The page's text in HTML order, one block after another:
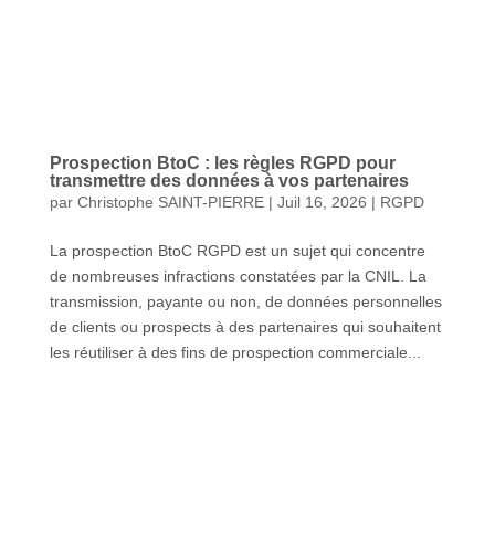
Prospection BtoC : les règles RGPD pour
transmettre des données à vos partenaires
par Christophe SAINT-PIERRE| Juil 16, 2026 | RGPD
La prospection BtoC RGPD est un sujet qui concentre
de nombreuses infractions constatées par la CNIL. La
transmission, payante ou non, de données personnelles
de clients ou prospects à des partenaires qui souhaitent
les réutiliser à des fins de prospection commerciale...